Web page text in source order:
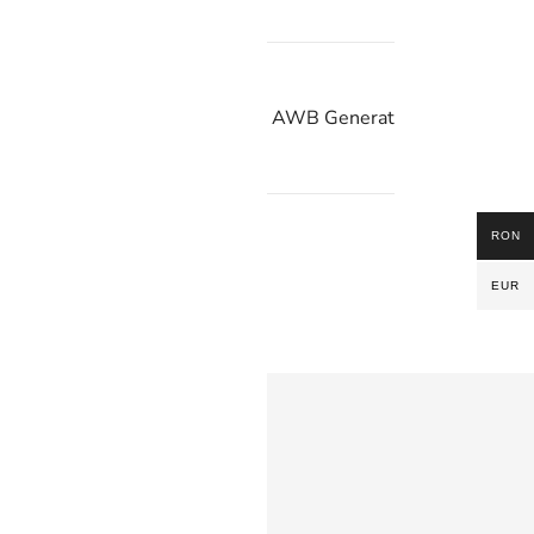
AWB Generat
RON
EUR